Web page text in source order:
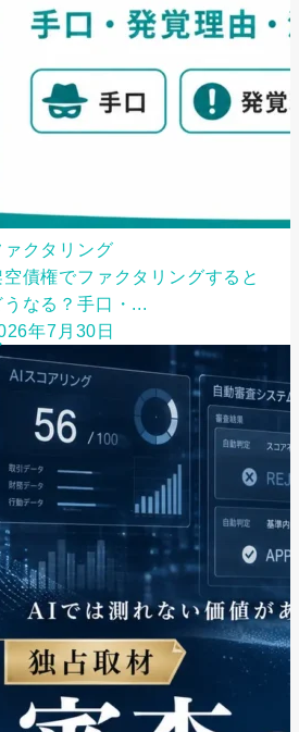
ァクタリング
空債権でファクタリングすると
うなる？手口・...
年7月30日